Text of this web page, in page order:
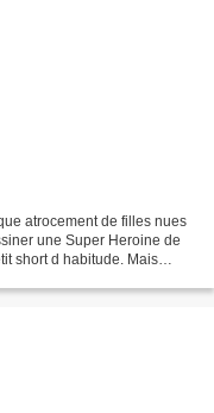
atrocement de filles nues
une Super Heroine de
short d habitude. Mais